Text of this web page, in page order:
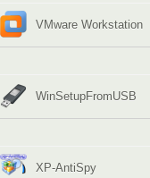
VMware Workstation
WinSetupFromUSB
XP-AntiSpy